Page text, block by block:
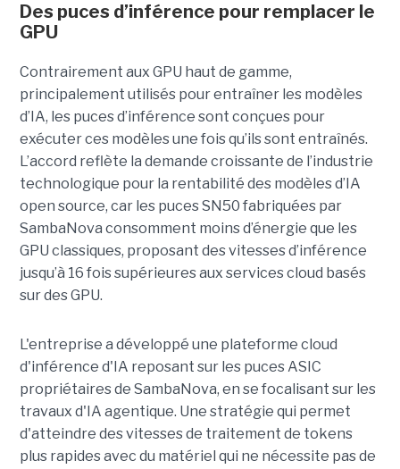
Des puces d’inférence pour remplacer le
GPU
Contrairement aux GPU haut de gamme,
principalement utilisés pour entraîner les modèles
d’IA, les puces d’inférence sont conçues pour
exécuter ces modèles une fois qu’ils sont entraînés.
L’accord reflète la demande croissante de l’industrie
technologique pour la rentabilité des modèles d’IA
open source, car les puces SN50 fabriquées par
SambaNova consomment moins d’énergie que les
GPU classiques, proposant des vitesses d’inférence
jusqu’à 16 fois supérieures aux services cloud basés
sur des GPU.
L'entreprise a développé une plateforme cloud
d'inférence d'IA reposant sur les puces ASIC
propriétaires de SambaNova, en se focalisant sur les
travaux d'IA agentique. Une stratégie qui permet
d'atteindre des vitesses de traitement de tokens
plus rapides avec du matériel qui ne nécessite pas de